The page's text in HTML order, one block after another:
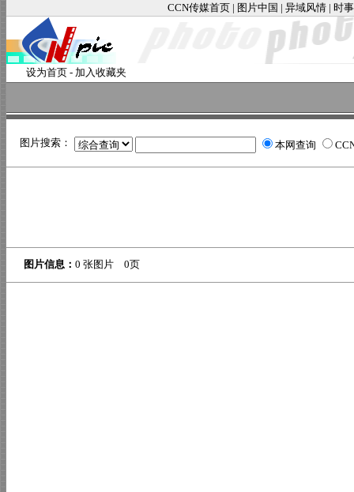
CCN传媒首页 | 图片中国 | 异域风情 | 时
设为首页 - 加入收藏夹
图片搜索： 本网查询
图片信息： 0 张图片 0页